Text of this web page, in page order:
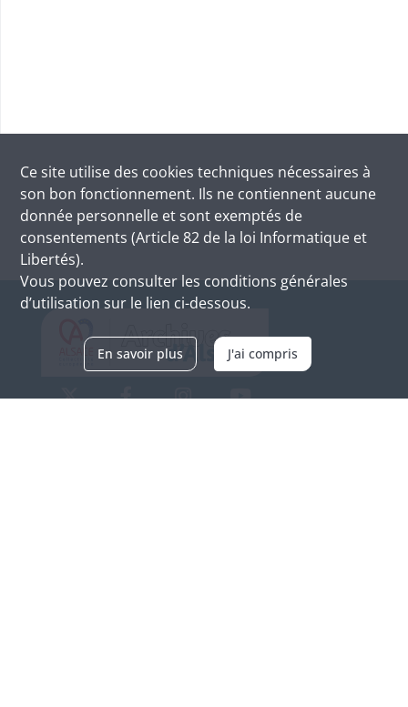
Ce site utilise des cookies techniques nécessaires à
son bon fonctionnement. Ils ne contiennent aucune
donnée personnelle et sont exemptés de
consentements (Article 82 de la loi Informatique et
Libertés).
Vous pouvez consulter les conditions générales
d’utilisation sur le lien ci-dessous.
En savoir plus J'ai compris